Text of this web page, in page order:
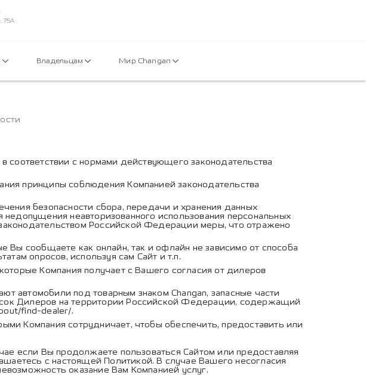
75А
Владельцам Мир Changan
в соответствии с нормами действующего законодательства
принципы соблюдения Компанией законодательства
безопасности сбора, передачи и хранения данных
недопущения неавторизованного использования персональных
Российской Федерации меры, что отражено
Вы сообщаете как онлайн, так и офлайн не зависимо от способа
опросов, используя сам Сайт и т.п.
Компания получает с Вашего согласия от дилеров
автомобили под товарным знаком Changan, запасные части
Дилеров на территории Российской Федерации, содержащий
find-dealer/.
Компания сотрудничает, чтобы обеспечить, предоставить или
если Вы продолжаете пользоваться Сайтом или предоставляя
с настоящей Политикой. В случае Вашего несогласия
оказание Вам Компанией услуг.